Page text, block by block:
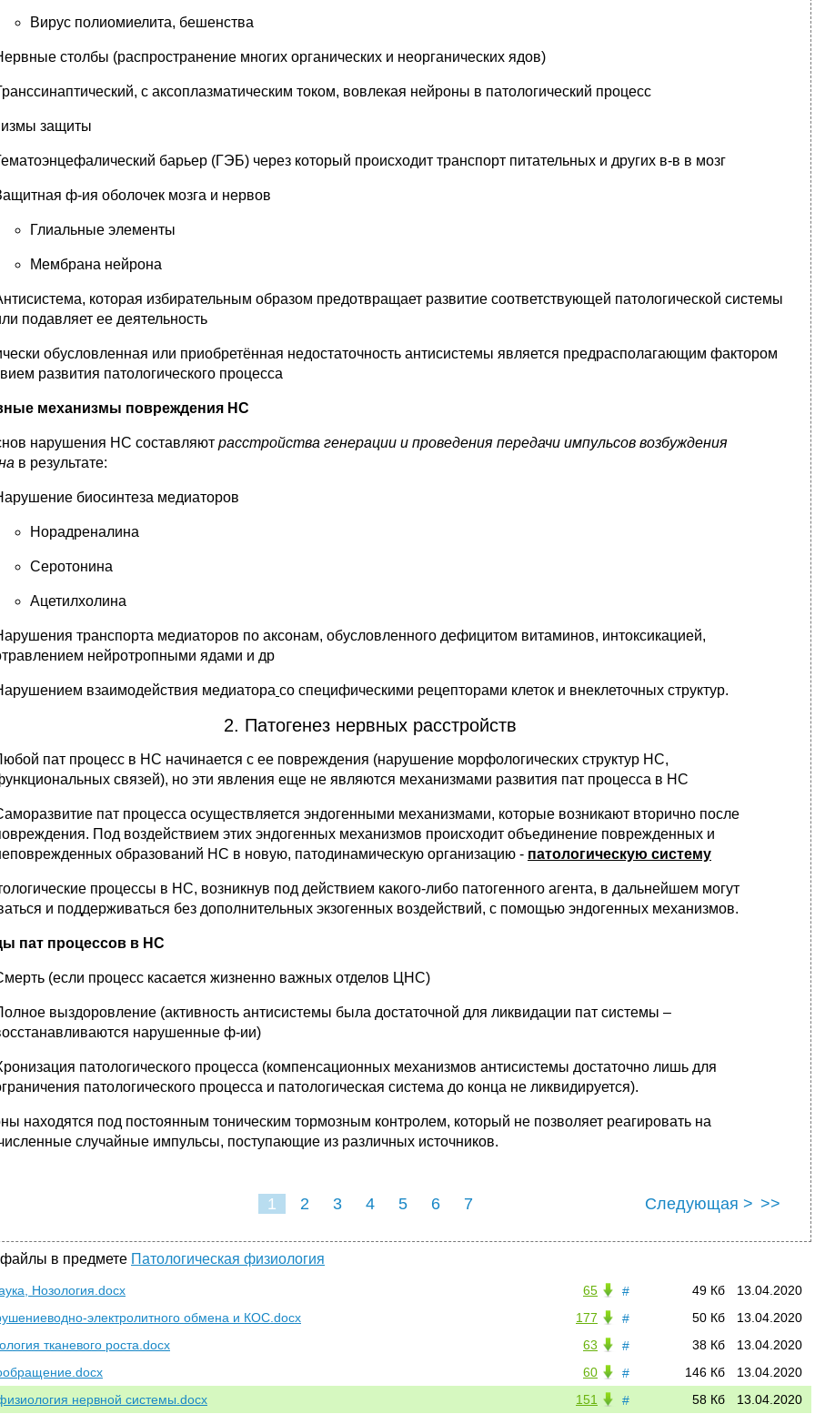
Вирус полиомиелита, бешенства
столбы (распространение многих органических и неорганических ядов)
с аксоплазматическим током, вовлекая нейроны в патологический процесс
защиты
барьер (ГЭБ) через который происходит транспорт питательных и других в-в в мозг
ф-ия оболочек мозга и нервов
Глиальные элементы
Мембрана нейрона
которая избирательным образом предотвращает развитие соответствующей патологической системы
подавляет ее деятельность
обусловленная или приобретённая недостаточность антисистемы является предрасполагающим фактором
развития патологического процесса
механизмы повреждения НС
нарушения НС составляют расстройства генерации и проведения передачи импульсов возбуждения
в результате:
биосинтеза медиаторов
Норадреналина
Серотонина
Ацетилхолина
транспорта медиаторов по аксонам, обусловленного дефицитом витаминов, интоксикацией,
нейротропными ядами и др
взаимодействия медиатора со специфическими рецепторами клеток и внеклеточных структур.
2. Патогенез нервных расстройств
пат процесс в НС начинается с ее повреждения (нарушение морфологических структур НС,
связей), но эти явления еще не являются механизмами развития пат процесса в НС
пат процесса осуществляется эндогенными механизмами, которые возникают вторично после
Под воздействием этих эндогенных механизмов происходит объединение поврежденных и
образований НС в новую, патодинамическую организацию - патологическую систему
процессы в НС, возникнув под действием какого-либо патогенного агента, в дальнейшем могут
и поддерживаться без дополнительных экзогенных воздействий, с помощью эндогенных механизмов.
пат процессов в НС
(если процесс касается жизненно важных отделов ЦНС)
выздоровление (активность антисистемы была достаточной для ликвидации пат системы –
нарушенные ф-ии)
патологического процесса (компенсационных механизмов антисистемы достаточно лишь для
патологического процесса и патологическая система до конца не ликвидируется).
находятся под постоянным тоническим тормозным контролем, который не позволяет реагировать на
случайные импульсы, поступающие из различных источников.
1 2 3 4 5 6 7 Следующая > >>
в предмете Патологическая физиология
# 13.04.2020
49 Кб
65
Нозология.docx
#
13.04.2020
50 Кб
177
электролитного обмена и КОС.docx
#
13.04.2020
38 Кб
63
тканевого роста.docx
#
13.04.2020
146 Кб
60
#
13.04.2020
58 Кб
151
нервной системы.docx